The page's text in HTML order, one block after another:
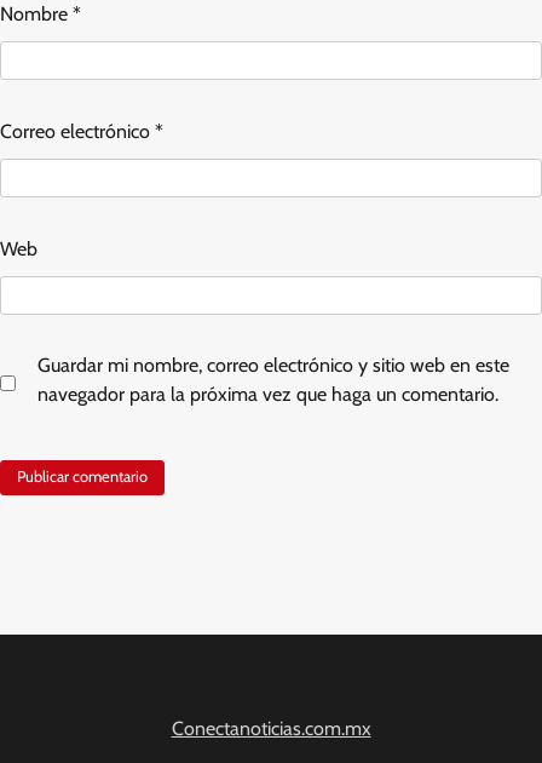
Nombre *
Correo electrónico *
Web
Guardar mi nombre, correo electrónico y sitio web en este
navegador para la próxima vez que haga un comentario.
Conectanoticias.com.mx